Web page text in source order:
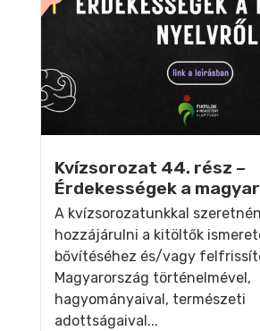
Kvízsorozat 44. rész –
Érdekességek a
A kvízsorozatunkkal
hozzájárulni a kitöltők
bővítéséhez és/vagy
Magyarország történelmével,
hagyományaival, természeti
adottságaival...